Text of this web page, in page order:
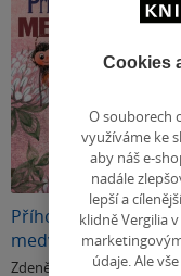
Příhody včelích
medvídků
Zdeněk Svěrák & další
Cookies
O souborech
využíváme ke
aby náš e-
nadále
lepší a
klidně Vergilia
údaje. Ale